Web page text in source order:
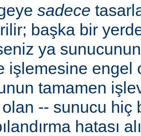
sadece
başka bir
ya
işlemesine engel
tamamen
-- sunucu hiç
hatası